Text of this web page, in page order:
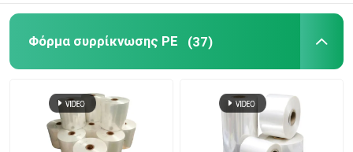
Χάρτινο σπόρο ενσωματωμένο
Φόρμα συρρίκνωσης PE (37)